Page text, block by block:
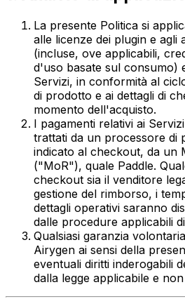
La presente Politica si
alle licenze dei plugin e agli
(incluse, ove applicabili,
d'uso basate sul consumo)
Servizi, in conformità al
di prodotto e ai dettagli di
momento dell'acquisto.
I pagamenti relativi ai
trattati da un processore di
indicato al checkout, da un
("MoR"), quale Paddle.
checkout sia il venditore
gestione del rimborso, i
dettagli operativi saranno
dalle procedure applicabili
Qualsiasi garanzia
Airygen ai sensi della
eventuali diritti inderogabili
dalla legge applicabile e